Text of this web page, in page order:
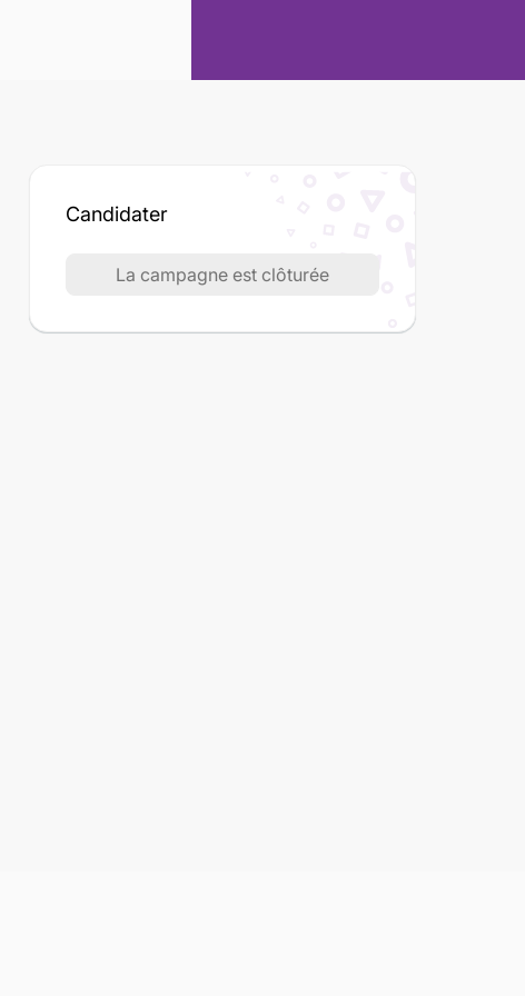
Candidater
La campagne est clôturée